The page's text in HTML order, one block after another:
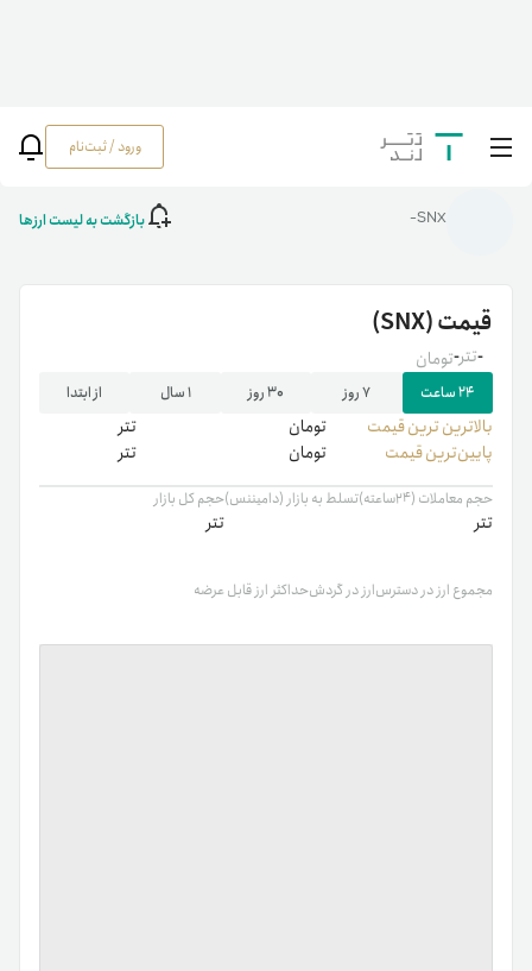
ورود / ثبت‌نام خانه رمزارزها/
SNX
SNX- بازگشت به لیست ارزها
قیمت(SNX)
-تومان -تتر
۲۴ ساعت ۷ روز ۳۰ روز ۱ سال از ابتدا
بالاترین ‌ترین قیمت تومان
تتر
پایین‌ترین قیمت
تومان تتر
حجم معاملات (۲۴ساعته)
تتر
تسلط به بازار (دامیننس)حجم کل بازار
تتر
مجموع ارز در دسترسارز در گردشحداکثر ارز قابل عرضه